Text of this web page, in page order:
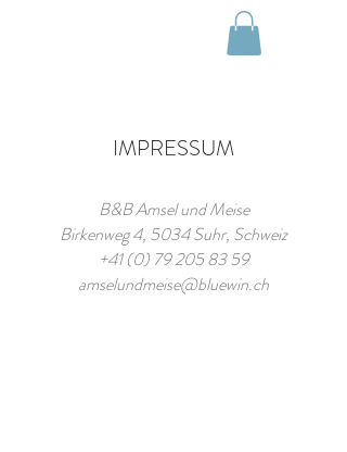
IMPRESSUM
B&B Amsel und Meise
Birkenweg 4, 5034 Suhr, Schweiz
+41 (0) 79 205 83 59
amselundmeise@bluewin.ch